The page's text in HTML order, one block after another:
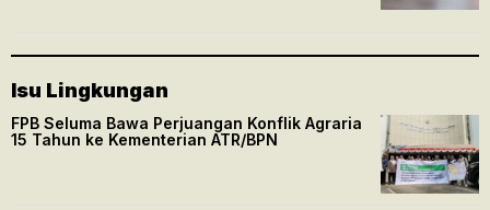
Isu Lingkungan
FPB Seluma Bawa Perjuangan Konflik Agraria
15 Tahun ke Kementerian ATR/BPN